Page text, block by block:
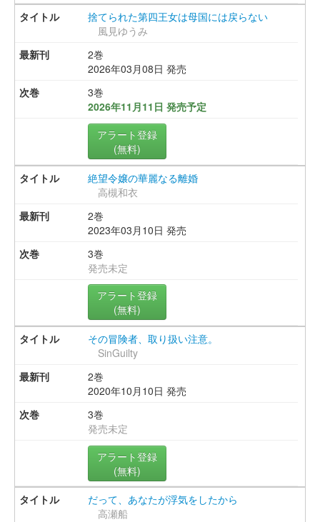
捨てられた第四王女は母国には戻らない
風見ゆうみ
2巻
2026年03月08日 発売
3巻
2026年11月11日 発売予定
アラート登録
(無料)
絶望令嬢の華麗なる離婚
高槻和衣
2巻
2023年03月10日 発売
3巻
発売未定
アラート登録
(無料)
その冒険者、取り扱い注意。
SinGuilty
2巻
2020年10月10日 発売
3巻
発売未定
アラート登録
(無料)
だって、あなたが浮気をしたから
高瀬船